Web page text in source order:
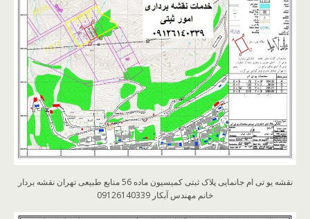
نقشه یو تی ام جانمایی پلاک ثبتی کمیسیون ماده 56 منابع طبیعی تهران نقشه بردار
خانم مهندس آبکار 09126140339